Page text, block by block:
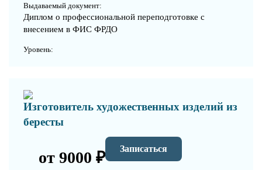
Выдаваемый документ:
Диплом о профессиональной переподготовке с
внесением в ФИС ФРДО
Уровень:
Изготовитель художественных изделий из
бересты
от 9000 ₽ Записаться